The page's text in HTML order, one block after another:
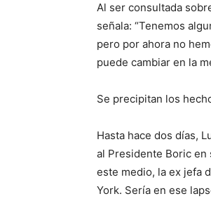
Al ser consultada
señala: “Tenemos
pero por ahora no
puede cambiar en la
Se precipitan los
Hasta hace dos días,
al Presidente Boric en
este medio, la ex jefa
York. Sería en ese